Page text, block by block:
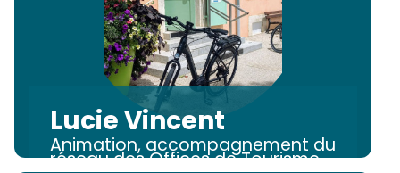
Lucie Vincent
Animation, accompagnement du
réseau des Offices de Tourisme